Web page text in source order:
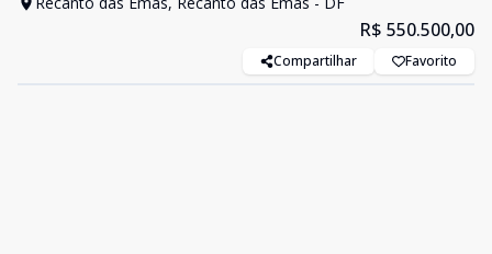
R$ 550.500,00
Compartilhar Favorito